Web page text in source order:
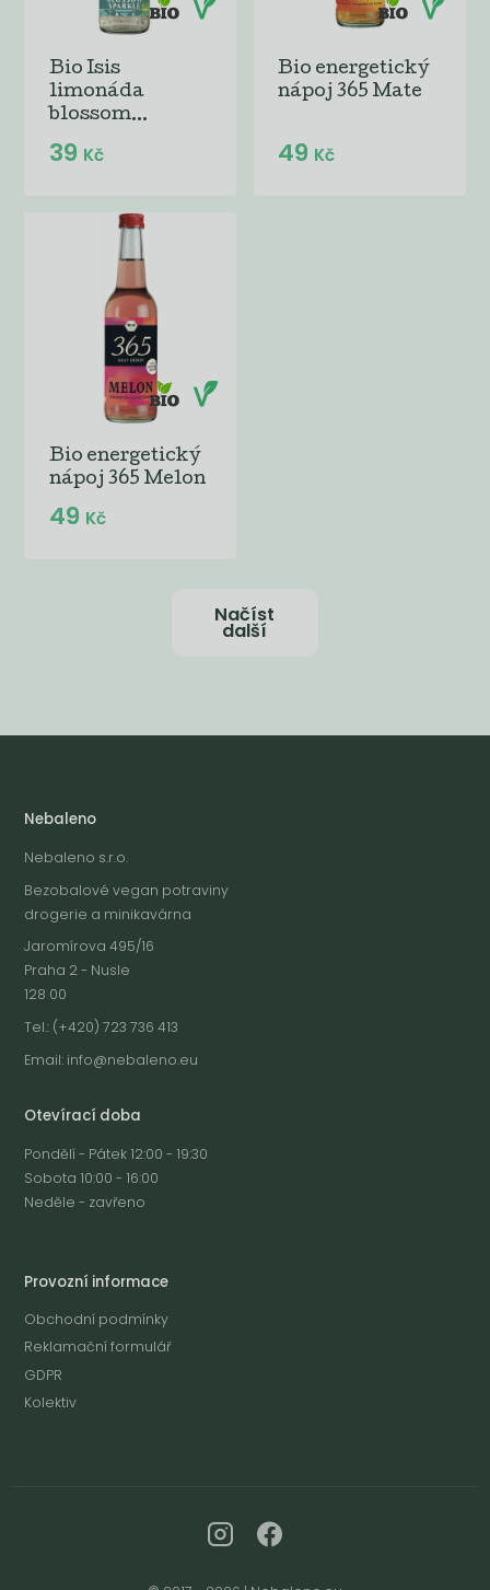
Bio Isis
limonáda
blossom...
39 Kč
Bio energetický
nápoj 365 Mate
49 Kč
Bio energetický
nápoj 365 Melon
49 Kč
Načíst
další
Nebaleno
Nebaleno s.r.o.
Bezobalové vegan potraviny
drogerie a minikavárna
Jaromírova 495/16
Praha 2 - Nusle
128 00
Tel.: (+420) 723 736 413
Email: info@nebaleno.eu
Otevírací doba
Pondělí - Pátek 12:00 - 19:30
Sobota 10:00 - 16:00
Neděle - zavřeno
Provozní informace
Obchodní podmínky
Reklamační formulář
GDPR
Kolektiv